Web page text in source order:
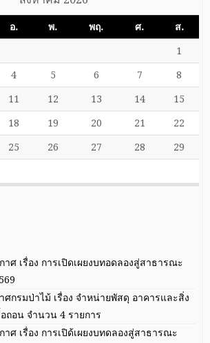
อ. พ. พฤ. ศ. ส.
1
4 5 6 7 8
11 12 13 14 15
18 19 20 21 22
25 26 27 28 29
าศ เรื่อง การเปิดเผยงบทอดลองสู่สาธารณะ
ศกรมป่าไม้ เรื่อง จำหน่ายพัสดุ อาคารและสิ่ง
ถอน จำนวน 4 รายการ
าศ เรื่อง การเปิด้เผยงบทดลองสู่สาธารณะ